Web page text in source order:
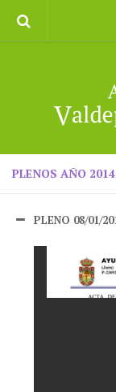
II CXM
PLENOS AÑO 2014
PLENO 08/01/